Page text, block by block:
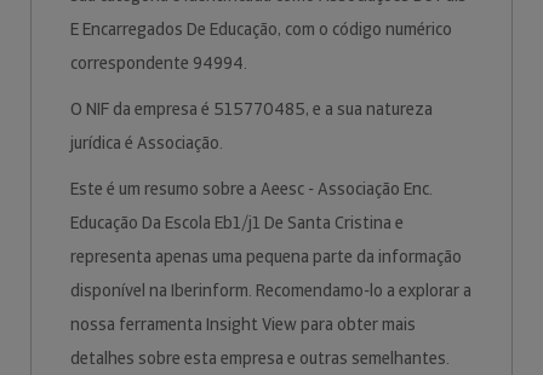
E Encarregados De Educação, com o código numérico
correspondente 94994.
O NIF da empresa é 515770485, e a sua natureza
jurídica é Associação.
Este é um resumo sobre a Aeesc - Associação Enc.
Educação Da Escola Eb1/j1 De Santa Cristina e
representa apenas uma pequena parte da informação
disponível na Iberinform. Recomendamo-lo a explorar a
nossa ferramenta Insight View para obter mais
detalhes sobre esta empresa e outras semelhantes.